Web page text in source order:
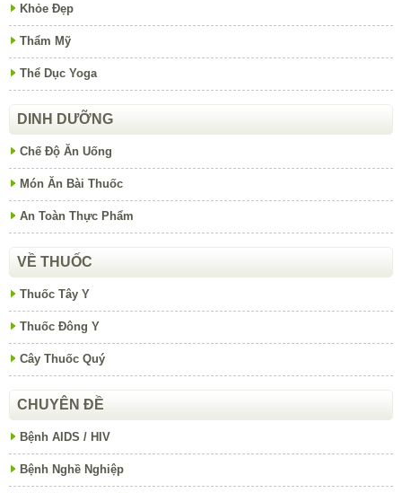
Khỏe Đẹp
Thẩm Mỹ
Thể Dục Yoga
DINH DƯỠNG
Chế Độ Ăn Uống
Món Ăn Bài Thuốc
An Toàn Thực Phẩm
VỀ THUỐC
Thuốc Tây Y
Thuốc Đông Y
Cây Thuốc Quý
CHUYÊN ĐỀ
Bệnh AIDS / HIV
Bệnh Nghề Nghiệp